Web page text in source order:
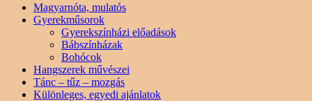
Magyarnóta, mulatós
Gyerekműsorok
Gyerekszínházi előadások
Bábszínházak
Bohócok
Hangszerek művészei
Tánc – tűz – mozgás
Különleges, egyedi ajánlatok